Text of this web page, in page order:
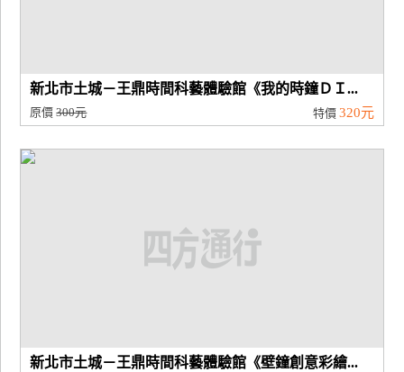
新北市土城－王鼎時間科藝體驗館《我的時鐘ＤＩ...
原價300元 特價 320元
新北市土城－王鼎時間科藝體驗館《壁鐘創意彩繪...